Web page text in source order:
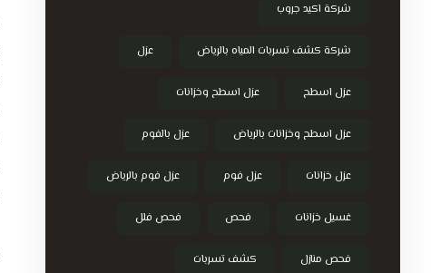
شركة اكيد جروب
شركة كشف تسربات المياه بالرياض عزل
عزل اسطح عزل اسطح وخزانات
عزل اسطح وخزانات بالرياض عزل بالفوم
عزل خزانات عزل فوم عزل فوم بالرياض
غسيل خزانات فحص فحص فلل
فحص منازل كشف تسربات